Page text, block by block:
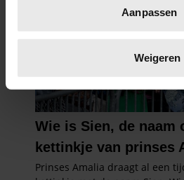
scannen op specifieke
verwerkt en stel uw voorkeuren in
intrekken in de Cookieverklaring.
We gebruiken cookies om
personaliseren, om functies voor
en om ons websiteverkeer te
informatie over uw gebruik van
Aanpassen
Weigeren